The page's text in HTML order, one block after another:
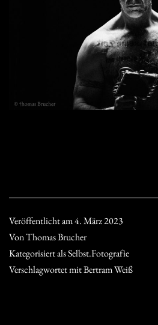
Veröffentlicht am4. März 2023
VonThomas Brucher
Kategorisiert alsSelbst.Fotografie
Verschlagwortet mitBertram Weiß